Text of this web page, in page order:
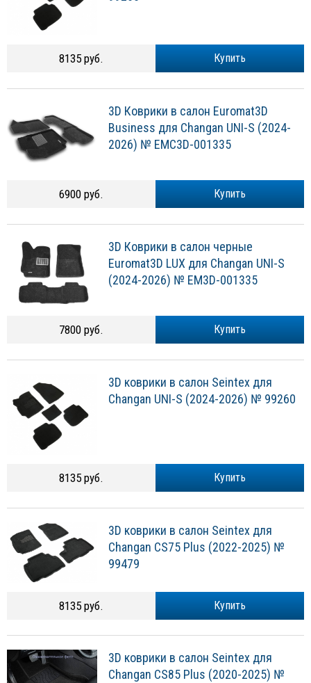
Купить
8135 руб.
3D Коврики в салон Euromat3D
Business для Changan UNI-S (2024-
2026) № EMC3D-001335
Купить
6900 руб.
3D Коврики в салон черные
Euromat3D LUX для Changan UNI-S
(2024-2026) № EM3D-001335
Купить
7800 руб.
3D коврики в салон Seintex для
Changan UNI-S (2024-2026) № 99260
Купить
8135 руб.
3D коврики в салон Seintex для
Changan CS75 Plus (2022-2025) №
99479
Купить
8135 руб.
3D коврики в салон Seintex для
Changan CS85 Plus (2020-2025) №